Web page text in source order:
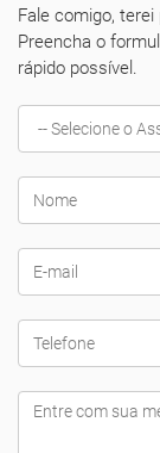
Fale comigo,
Preencha o
rápido possível.